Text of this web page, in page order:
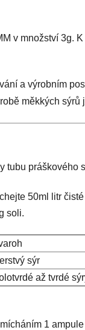
v množství 3g.
a výrobním
měkkých
tubu práškového
50ml litr
soli.
sýr
až tvrdé
1